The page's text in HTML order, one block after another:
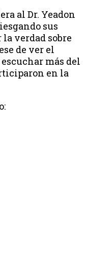
al Dr. Yeadon
sus
verdad sobre
de ver el
más del
en la